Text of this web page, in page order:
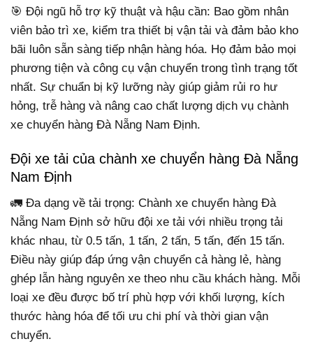
🎯 Đội ngũ hỗ trợ kỹ thuật và hậu cần: Bao gồm nhân
viên bảo trì xe, kiểm tra thiết bị vận tải và đảm bảo kho
bãi luôn sẵn sàng tiếp nhận hàng hóa. Họ đảm bảo mọi
phương tiện và công cụ vận chuyển trong tình trạng tốt
nhất. Sự chuẩn bị kỹ lưỡng này giúp giảm rủi ro hư
hỏng, trễ hàng và nâng cao chất lượng dịch vụ chành
xe chuyển hàng Đà Nẵng Nam Định.
Đội xe tải của chành xe chuyển hàng Đà Nẵng
Nam Định
🚛 Đa dạng về tải trọng: Chành xe chuyển hàng Đà
Nẵng Nam Định sở hữu đội xe tải với nhiều trọng tải
khác nhau, từ 0.5 tấn, 1 tấn, 2 tấn, 5 tấn, đến 15 tấn.
Điều này giúp đáp ứng vận chuyển cả hàng lẻ, hàng
ghép lẫn hàng nguyên xe theo nhu cầu khách hàng. Mỗi
loại xe đều được bố trí phù hợp với khối lượng, kích
thước hàng hóa để tối ưu chi phí và thời gian vận
chuyển.